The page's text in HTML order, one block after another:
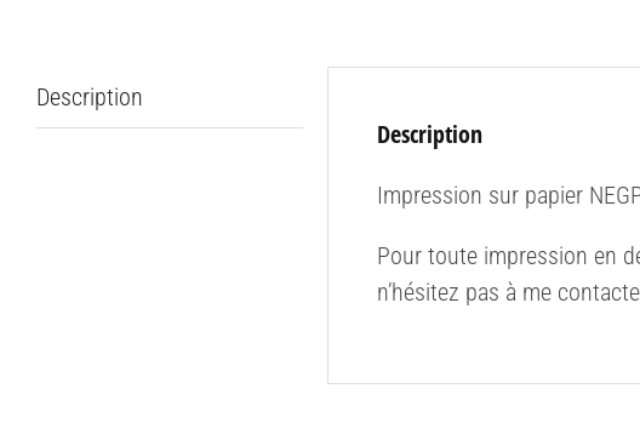
Description
Description
Impression sur papier
Pour toute impression en
n’hésitez pas à me